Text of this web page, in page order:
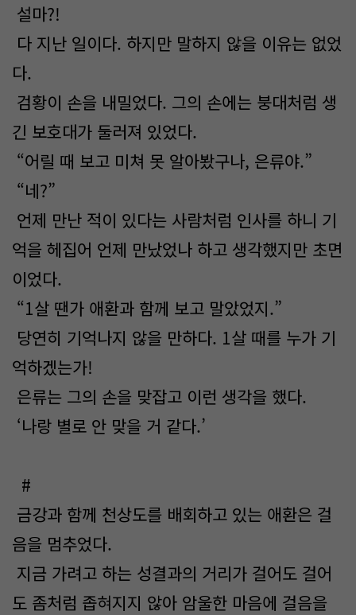
설마?!
다 지난 일이다. 하지만 말하지 않을 이유는 없었
다.
검황이 손을 내밀었다. 그의 손에는 붕대처럼 생
긴 보호대가 둘러져 있었다.
“어릴 때 보고 미쳐 못 알아봤구나, 은류야.”
“네?”
언제 만난 적이 있다는 사람처럼 인사를 하니 기
억을 헤집어 언제 만났었나 하고 생각했지만 초면
이었다.
“1살 땐가 애환과 함께 보고 말았었지.”
당연히 기억나지 않을 만하다. 1살 때를 누가 기
억하겠는가!
은류는 그의 손을 맞잡고 이런 생각을 했다.
‘나랑 별로 안 맞을 거 같다.’
#
금강과 함께 천상도를 배회하고 있는 애환은 걸
음을 멈추었다.
지금 가려고 하는 성결과의 거리가 걸어도 걸어
도 좀처럼 좁혀지지 않아 암울한 마음에 걸음을